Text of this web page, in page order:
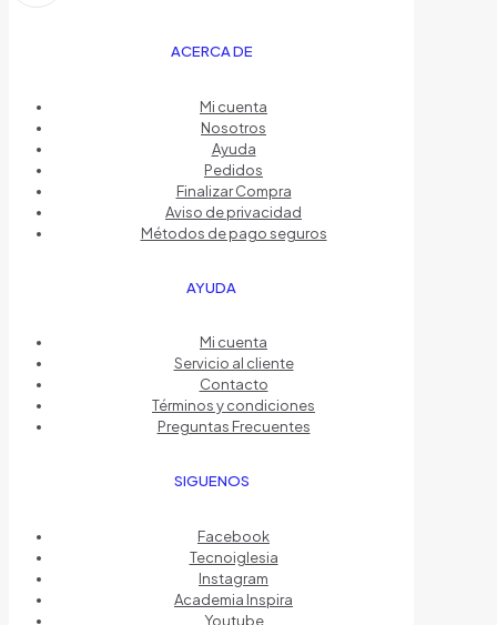
ACERCA DE
Mi cuenta
Nosotros
Ayuda
Pedidos
Finalizar Compra
Aviso de privacidad
Métodos de pago seguros
AYUDA
Mi cuenta
Servicio al cliente
Contacto
Términos y condiciones
Preguntas Frecuentes
SIGUENOS
Facebook
Tecnoiglesia
Instagram
Academia Inspira
Youtube